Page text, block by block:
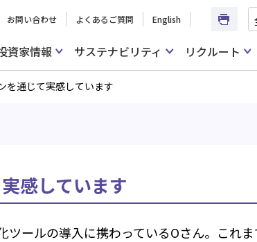
お問い合わせ よくあるご質問 English
資家情報 サステナビリティ リクルート
を通じて実感しています
感しています
ールの導入に携わっているOさん。これ